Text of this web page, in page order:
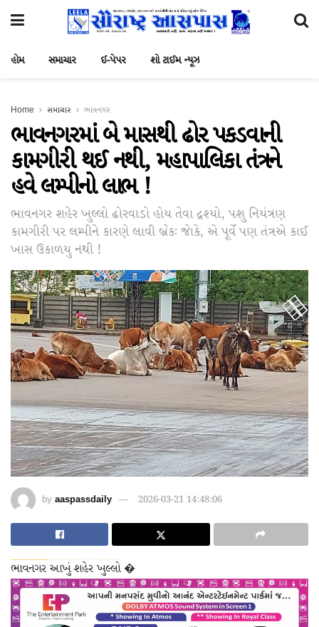
હોમ સમાચાર ઈ-પેપર શો ટાઈમ ન્યૂઝ
Home સમાચાર ભાવનગર
ભાવનગરમાં બે માસથી ઢોર પકડવાની
કામગીરી થઈ નથી, મહાપાલિકા તંત્રને
હવે લમ્પીનો લાભ !
ભાવનગર શહેર ખુલ્લો ઢોરવાડો હોય તેવા દ્રશ્યો, પશુ નિયંત્રણ
કામગીરી પર લમ્પીને કારણે લાવી બ્રેકઃ જાેકે, એ પૂર્વે પણ તંત્રએ કાઈ
ખાસ ઉકાળયુ નથી !
by aaspassdaily 2026-03-21 14:48:06
ભાવનગર આખું શહેર ખુલ્લો �